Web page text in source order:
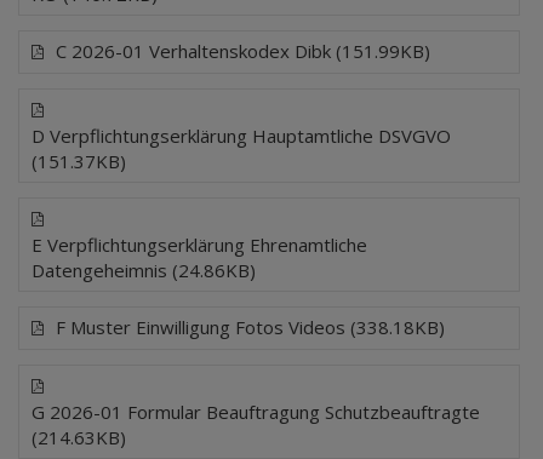
C 2026-01 Verhaltenskodex Dibk (151.99KB)
D Verpflichtungserklärung Hauptamtliche DSVGVO
(151.37KB)
E Verpflichtungserklärung Ehrenamtliche
Datengeheimnis (24.86KB)
F Muster Einwilligung Fotos Videos (338.18KB)
G 2026-01 Formular Beauftragung Schutzbeauftragte
(214.63KB)